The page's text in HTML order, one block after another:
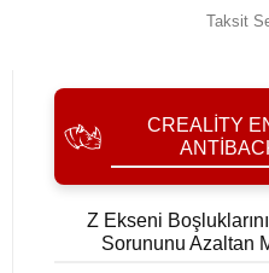
Taksit
CREALITY
Z Ekseni
Sorununu Azaltan